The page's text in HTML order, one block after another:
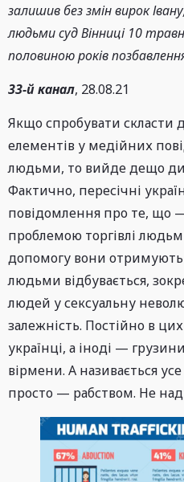
залишив без змін вирок
людьми суд Вінниці 10
половиною років
33-й канал, 28.08.21
Якщо спробувати скласти
елементів у медійних
людьми, то вийде дещо
Фактично, пересічні
повідомлення про те, що —
проблемою торгівлі
допомогу вони отримують
людьми відбувається,
людей у сексуальну
залежність. Постійно в цих
українці, а іноді —
вірмени. А називається
просто — рабством. Не